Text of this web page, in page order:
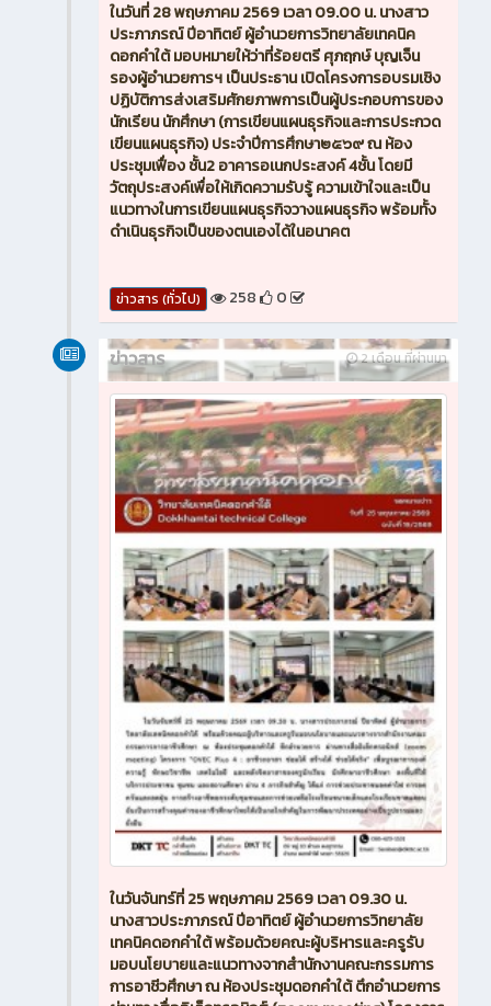
ในวันที่ 28 พฤษภาคม 2569 เวลา 09.00 น. นางสาว
ประภาภรณ์ ปีอาทิตย์ ผู้อำนวยการวิทยาลัยเทคนิค
ดอกคำใต้ มอบหมายให้ว่าที่ร้อยตรี ศุภฤกษ์ บุญเจ็น
รองผู้อำนวยการฯ เป็นประธาน เปิดโครงการอบรมเชิง
ปฏิบัติการส่งเสริมศักยภาพการเป็นผู้ประกอบการของ
นักเรียน นักศึกษา (การเขียนแผนธุรกิจและการประกวด
เขียนแผนธุรกิจ) ประจำปีการศึกษา๒๕๖๙ ณ ห้อง
ประชุมเฟื่อง ชั้น2 อาคารอเนกประสงค์ 4ชั้น โดยมี
วัตถุประสงค์เพื่อให้เกิดความรับรู้ ความเข้าใจและเป็น
แนวทางในการเขียนแผนธุรกิจวางแผนธุรกิจ พร้อมทั้ง
ดำเนินธุรกิจเป็นของตนเองได้ในอนาคต
ข่าวสาร (ทั่วไป) 258 0
2 เดือน ที่ผ่านมา
ข่าวสาร
ในวันจันทร์ที่ 25 พฤษภาคม 2569 เวลา 09.30 น.
นางสาวประภาภรณ์ ปีอาทิตย์ ผู้อำนวยการวิทยาลัย
เทคนิคดอกคำใต้ พร้อมด้วยคณะผู้บริหารและครูรับ
มอบนโยบายและแนวทางจากสำนักงานคณะกรรมการ
การอาชีวศึกษา ณ ห้องประชุมดอกคำใต้ ตึกอำนวยการ